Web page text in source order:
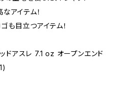
アイテム！
も目立つアイテム！
アスレ 7.1 oz オープンエンド